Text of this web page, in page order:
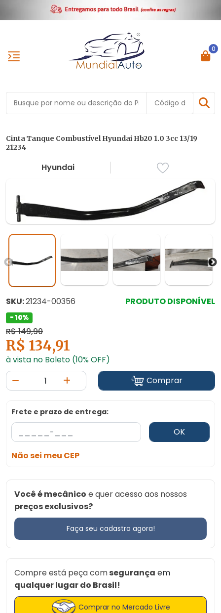
0
Cinta Tanque Combustível Hyundai Hb20 1.0 3cc 13/19
21234
Hyundai
SKU:21234-00356 PRODUTO DISPONÍVEL
- 10%
R$ 149,90
R$ 134,91
à vista no Boleto (10% OFF)
Comprar
Frete e prazo de entrega:
OK
Não sei meu CEP
Você é mecânico e quer acesso aos nossos
preços exclusivos?
Faça seu cadastro agora!
Compre está peça comsegurança em
qualquer lugar do Brasil!
Comprar no Mercado Livre